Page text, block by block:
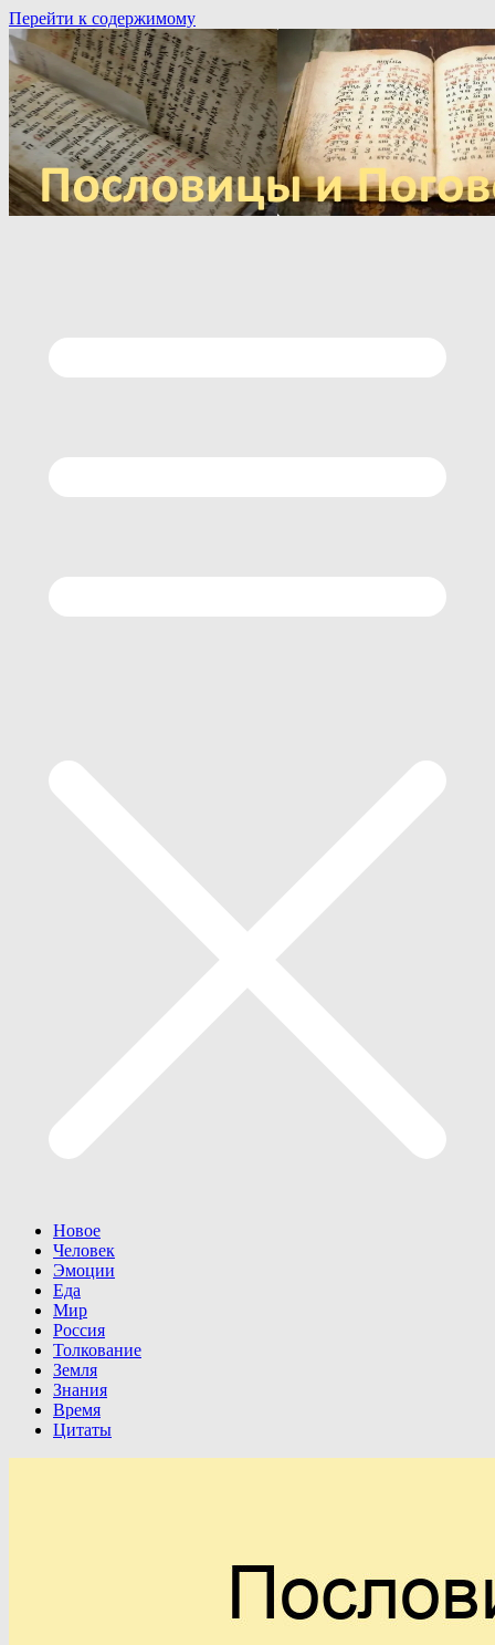
Перейти к содержимому
Новое
Человек
Эмоции
Еда
Мир
Россия
Толкование
Земля
Знания
Время
Цитаты